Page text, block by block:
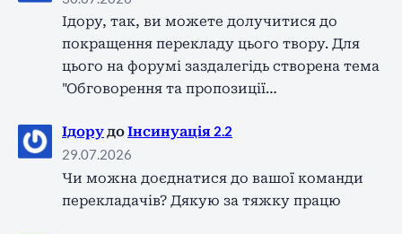
Ідору, так, ви можете долучитися до
покращення перекладу цього твору. Для
цього на форумі заздалегідь створена тема
"Обговорення та пропозиції…
Ідору доІнсинуація 2.2
29.07.2026
Чи можна доєднатися до вашої команди
перекладачів? Дякую за тяжку працю